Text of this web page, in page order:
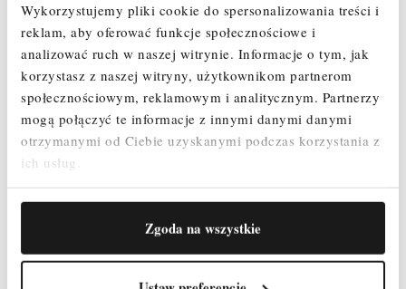
Wykorzystujemy pliki cookie do spersonalizowania treści i
reklam, aby oferować funkcje społecznościowe i
analizować ruch w naszej witrynie. Informacje o tym, jak
korzystasz z naszej witryny, użytkownikom partnerom
społecznościowym, reklamowym i analitycznym. Partnerzy
mogą połączyć te informacje z innymi danymi danymi
otrzymanymi od Ciebie uzyskanymi podczas korzystania z
ich usług.
Zgoda na wszystkie